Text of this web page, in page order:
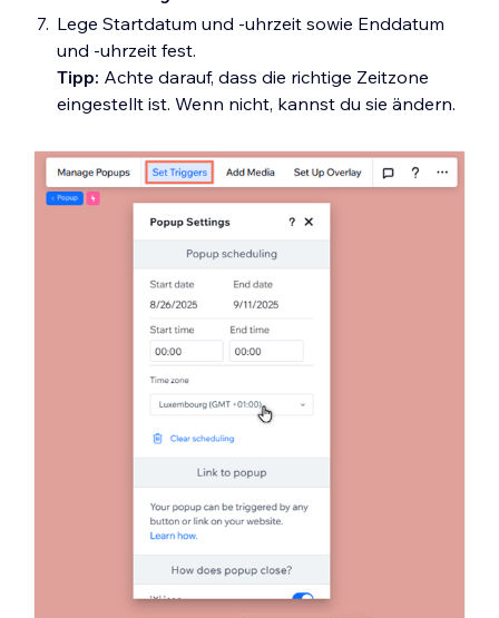
Lege Startdatum und -uhrzeit sowie Enddatum
und -uhrzeit fest.
Tipp: Achte darauf, dass die richtige Zeitzone
eingestellt ist. Wenn nicht, kannst du sie ändern.